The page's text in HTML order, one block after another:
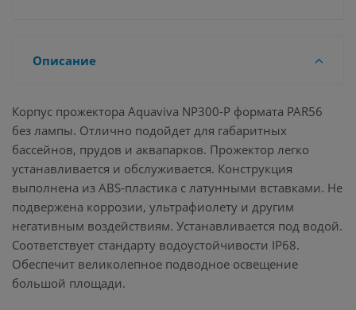
Описание
Корпус прожектора Aquaviva NP300-P формата PAR56
без лампы. Отлично подойдет для габаритных
бассейнов, прудов и аквапарков. Прожектор легко
устанавливается и обслуживается. Конструкция
выполнена из ABS-пластика с латунными вставками. Не
подвержена коррозии, ультрафиолету и другим
негативным воздействиям. Устанавливается под водой.
Соответствует стандарту водоустойчивости IP68.
Обеспечит великолепное подводное освещение
большой площади.